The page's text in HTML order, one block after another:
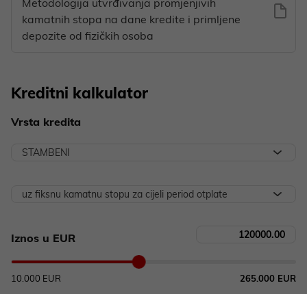
kamatnih stopa na dane kredite i primljene
depozite od fizičkih osoba
Kreditni kalkulator
Vrsta kredita
Iznos u EUR